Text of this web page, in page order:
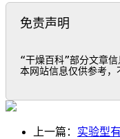
免责声明
“干燥百科”部分文章
本网站信息仅供参考，
上一篇： 实验型